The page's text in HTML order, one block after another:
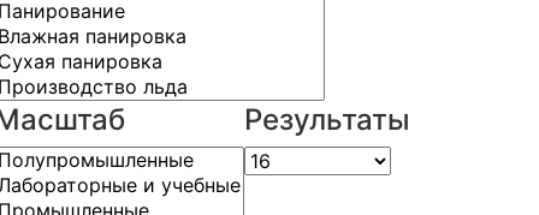
Результаты